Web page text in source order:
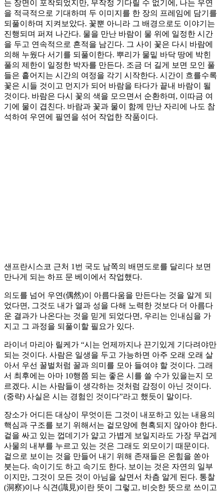
는 장면이 포착되었지만, 무작정 기다릴 수 없기에, 나는 우연
을 적극적으로 기대하며 두 이미지를 한 장의 프레임에 담기를
되풀이하며 지켜보았다. 꽃뿐 아니라 그 배경으로도 이야기는
진행되며 퍼져 나간다. 물을 만난 바람이 물 위에 일정한 시간
을 두고 연속적으로 흔적을 남긴다. 그 사이 꽃은 다시 바람에
의해 누웠다 서기를 되풀이한다. 뿌리가 물밑 바닥 땅에 박힌
풀의 제한이 일정한 박자를 만든다. 조금 더 길게 보면 모인 풀
들은 흩어지는 시간의 여정을 각기 시작한다. 시간이 흐를수록
꽃은 시들 것이고 먼지가 되어 바람을 타다가 끝내 바람이 될
것이다. 바람은 다시 꽃의 색을 모으면서 순환하며, 이따금 여
기에 물이 겹친다. 바람과 꽃과 물이 함께 만난 자리에 나도 참
석하여 우연에 필연을 섞어 작업한 작품이다.
샌프란시스코 근처 1번 국도 남쪽의 배면도로를 달리다 보면
만나게 되는 하프 문 베이에서 작업했다.
의도를 넘어 우연(偶然)이 아름다움을 만든다는 것을 알게 되
었다면, 그것도 내가 열과 성을 다해 노력한 것보다 더 아름다
운 결과가 나온다는 것을 믿게 되었다면, 우리는 인내심을 가
지고 그 과정을 되풀이할 필요가 있다.
라이너 마리아 릴케가 “시는 언제까지나 끈기있게 기다려야만
되는 것이다. 사람은 일생을 두고 가능하면 아주 오래 오래 살
아서 우선 꿀벌처럼 꿀과 의미를 모아 들여야 할 것이다. 그래
서 최후에는 아마 10행쯤 되는 좋은 시를 쓸 수가 있을는지 모
르겠다. 시는 사람들이 생각하는 것처럼 감정이 아닌 것이다.
(중략) 사실은 시는 경험인 것이다”라고 했듯이 말이다.
장소가 어디든 대상이 무엇이든 그것이 내포하고 있는 내용의
핵심과 구조를 보기 위해서는 겉모양에 현혹되지 않아야 한다.
겉을 싸고 있는 껍데기가 얇고 가볍게 보일지라도 가장 무겁게
사물의 내부를 누르고 있는 것은 그래도 외모이기 때문이다.
겉으로 보이는 것을 만들어 내기 위해 존재들은 온힘을 쏟아
붓는다. 속이기도 하고 속기도 한다. 보이는 것은 자연의 일부
이지만, 그것이 모든 것이 아님을 살면서 차츰 알게 된다. 통찰
(洞察)이나 식견(識見)이란 뜻이 그렇고, 비슷한 뜻으로 쓰이고